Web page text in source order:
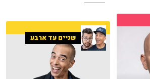
שניים עד ארבע